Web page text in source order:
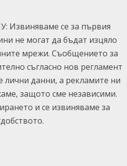
Извиняваме се за първия
не могат да бъдат изцяло
мрежи. Съобщението за
съгласно нов регламент
лични данни, а рекламите ни
защото сме независими.
и се извиняваме за